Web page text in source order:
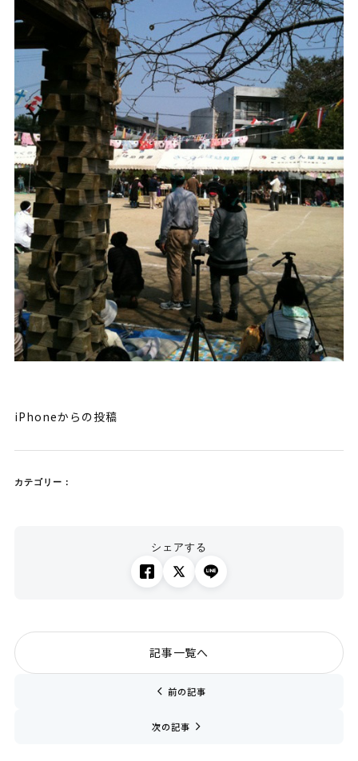
iPhoneからの投稿
カテゴリー：
シェアする
chevron_left 前の記事
記事一覧へ
次の記事 navigate_next